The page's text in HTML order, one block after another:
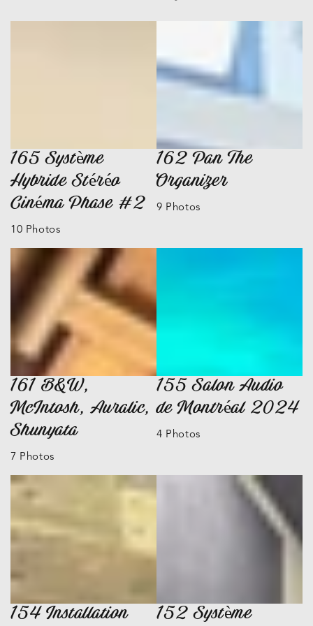
165 Système
Hybride Stéréo
Cinéma Phase #2
10 Photos
162 Pan The
Organizer
9 Photos
161 B&W,
McIntosh, Auralic,
Shunyata
7 Photos
155 Salon Audio
de Montréal 2024
4 Photos
154 Installation 152 Système